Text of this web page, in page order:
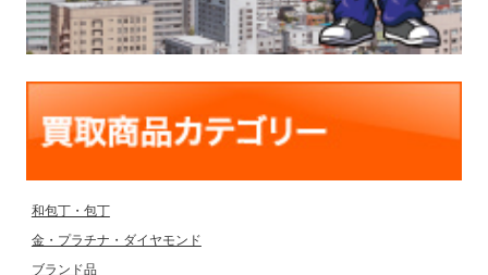
和包丁・包丁
金・プラチナ・ダイヤモンド
ブランド品